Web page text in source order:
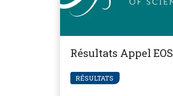
Résultats Appel EOS
RÉSULTATS